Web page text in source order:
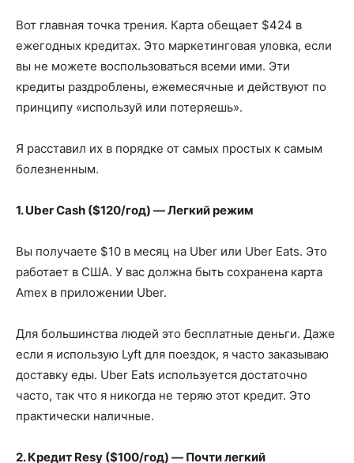
Вот главная точка трения. Карта обещает $424 в
ежегодных кредитах. Это маркетинговая уловка, если
вы не можете воспользоваться всеми ими. Эти
кредиты раздроблены, ежемесячные и действуют по
принципу «используй или потеряешь».
Я расставил их в порядке от самых простых к самым
болезненным.
1. Uber Cash ($120/год) — Легкий режим
Вы получаете $10 в месяц на Uber или Uber Eats. Это
работает в США. У вас должна быть сохранена карта
Amex в приложении Uber.
Для большинства людей это бесплатные деньги. Даже
если я использую Lyft для поездок, я часто заказываю
доставку еды. Uber Eats используется достаточно
часто, так что я никогда не теряю этот кредит. Это
практически наличные.
2. Кредит Resy ($100/год) — Почти легкий